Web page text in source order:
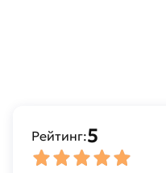
материалы.
Применимы
Рейтинг:5